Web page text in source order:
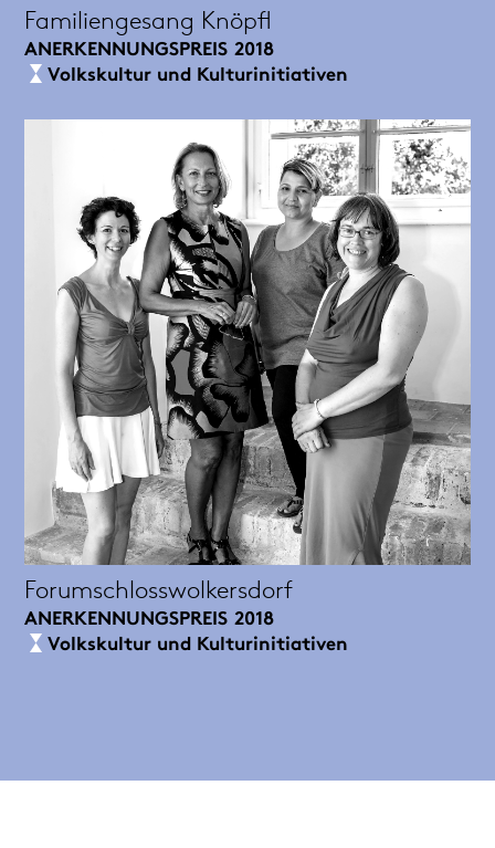
Familiengesang Knöpfl
ANERKENNUNGSPREIS 2018
Volkskultur und Kulturinitiativen
Forumschlosswolkersdorf
ANERKENNUNGSPREIS 2018
Volkskultur und Kulturinitiativen